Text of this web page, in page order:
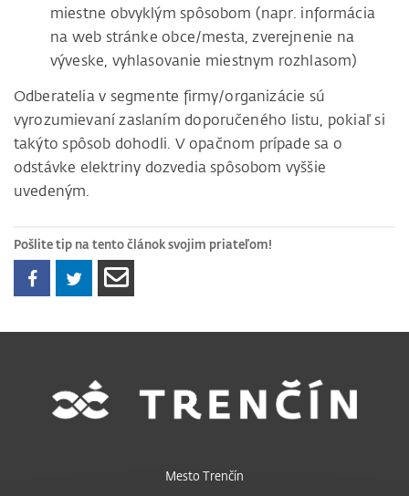
miestne obvyklým spôsobom (napr. informácia
na web stránke obce/mesta, zverejnenie na
výveske, vyhlasovanie miestnym rozhlasom)
Odberatelia v segmente firmy/organizácie sú
vyrozumievaní zaslaním doporučeného listu, pokiaľ si
takýto spôsob dohodli. V opačnom prípade sa o
odstávke elektriny dozvedia spôsobom vyššie
uvedeným.
Pošlite tip na tento článok svojim priateľom!
Mesto Trenčín